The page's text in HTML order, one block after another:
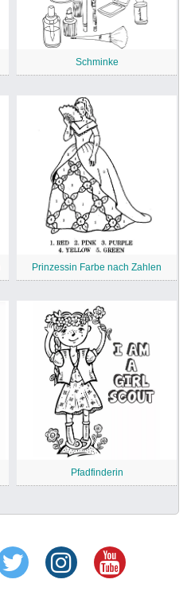
Schminke
Prinzessin Farbe nach Zahlen
Pfadfinderin